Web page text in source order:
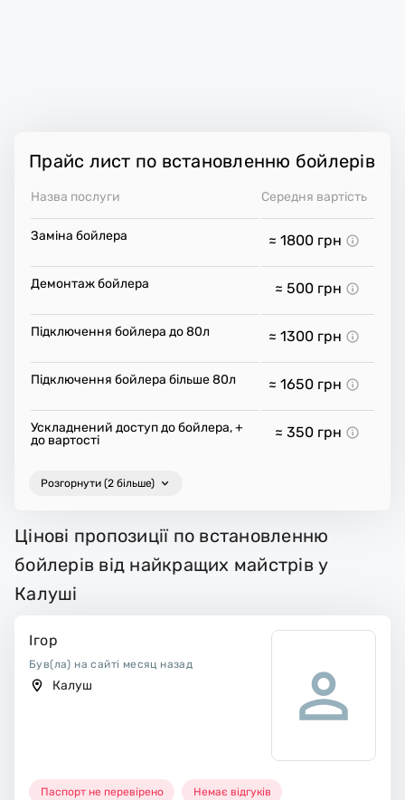
Прайс лист по встановленню бойлерів
Назва послуги Середня вартість
Заміна бойлера ≈ 1800 грн
Демонтаж бойлера ≈ 500 грн
Підключення бойлера до 80л ≈ 1300 грн
Підключення бойлера більше 80л ≈ 1650 грн
Ускладнений доступ до бойлера, +
до вартості
≈ 350 грн
Розгорнути (2 більше)
Цінові пропозиції по встановленню
бойлерів від найкращих майстрів у
Калуші
Ігор
Був(ла) на сайті месяц назад
Калуш
Паспорт не перевірено Немає відгуків